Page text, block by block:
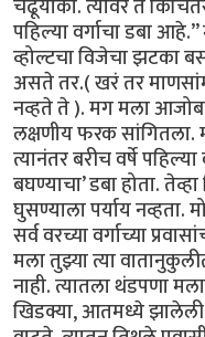
चढूयाकी. त्यावर ते
पहिल्या वर्गाचा डबा
व्होल्टचा विजेचा झटका
असते तर.( खरं तर
नव्हते ते ). मग मला
लक्षणीय फरक सांगितला.
त्यानंतर बरीच वर्षे
बघण्याचा’ डबा होता.
घुसण्याला पर्याय नव्हता.
सर्व वरच्या वर्गाच्या
मला तुझ्या त्या
नाही. त्यातला थंडपणा
खिडक्या, आतमध्ये